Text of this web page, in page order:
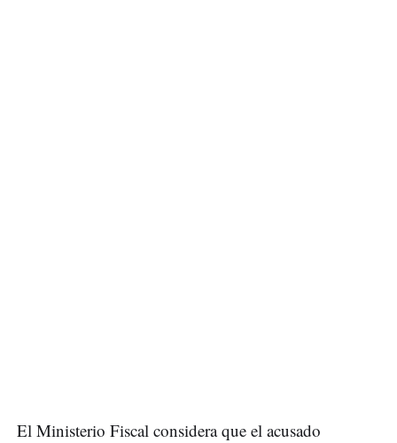
El Ministerio Fiscal considera que el acusado